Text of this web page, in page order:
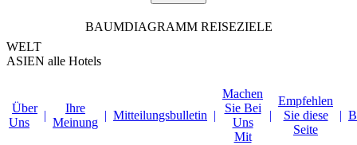
BAUMDIAGRAMM REISEZIELE
WELT
ASIEN alle Hotels
Über
Uns
|
Ihre
Meinung
| Mitteilungsbulletin |
Machen
Sie Bei
Uns
Mit
|
Empfehlen
Sie diese
Seite
|